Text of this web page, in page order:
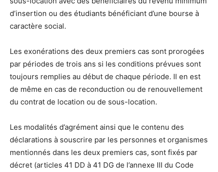
d’insertion ou des étudiants bénéficiant d’une bourse à
caractère social.
Les exonérations des deux premiers cas sont prorogées
par périodes de trois ans si les conditions prévues sont
toujours remplies au début de chaque période. Il en est
de même en cas de reconduction ou de renouvellement
du contrat de location ou de sous-location.
Les modalités d’agrément ainsi que le contenu des
déclarations à souscrire par les personnes et organismes
mentionnés dans les deux premiers cas, sont fixés par
décret (articles 41 DD à 41 DG de l’annexe III du Code